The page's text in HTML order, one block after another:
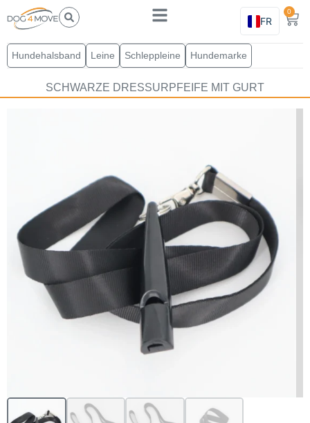
FR
0
Hundehalsband Leine Schleppleine Hundemarke
SCHWARZE DRESSURPFEIFE MIT GURT